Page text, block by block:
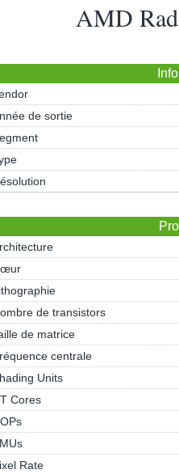
AMD
de sortie
de transistors
de matrice
centrale
Units
Cores
Rate